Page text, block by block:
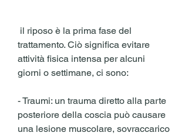
trattamento. Ciò significa evitare
attività fisica intensa per alcuni
giorni o settimane, ci sono:
- Traumi: un trauma diretto alla parte
posteriore della coscia può causare
una lesione muscolare, sovraccarico